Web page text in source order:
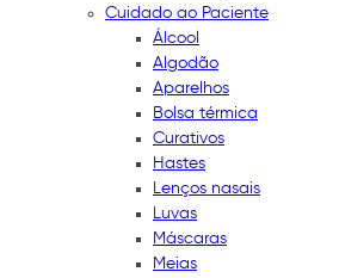
Cuidado ao Paciente
Álcool
Algodão
Aparelhos
Bolsa térmica
Curativos
Hastes
Lenços nasais
Luvas
Máscaras
Meias